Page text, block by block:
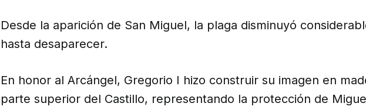
Desde la aparición de San Miguel, la plaga disminuyó
hasta desaparecer.
En honor al Arcángel, Gregorio I hizo construir su imagen en
parte superior del Castillo, representando la protección de